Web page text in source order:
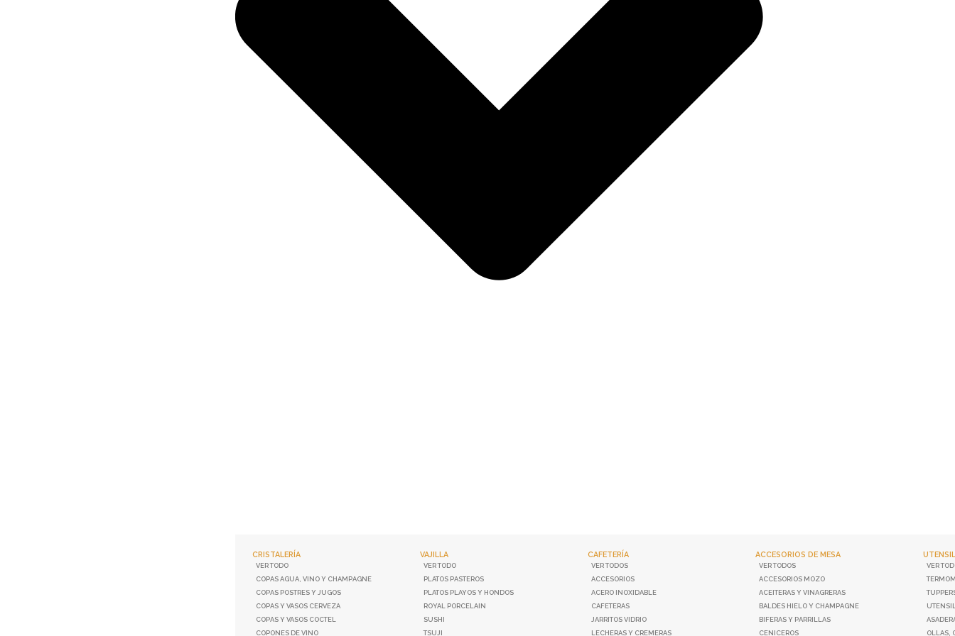
CRISTALERÍA
VER TODO
COPAS AGUA, VINO Y CHAMPAGNE
COPAS POSTRES Y JUGOS
COPAS Y VASOS CERVEZA
COPAS Y VASOS COCTEL
COPONES DE VINO
VAJILLA
VER TODO
PLATOS PASTEROS
PLATOS PLAYOS Y HONDOS
ROYAL PORCELAIN
SUSHI
TSUJI
CAFETERÍA
VER TODOS
ACCESORIOS
ACERO INOXIDABLE
CAFETERAS
JARRITOS VIDRIO
LECHERAS Y CREMERAS
ACCESORIOS DE MESA
VER TODOS
ACCESORIOS MOZO
ACEITERAS Y VINAGRERAS
BALDES HIELO Y CHAMPAGNE
BIFERAS Y PARRILLAS
CENICEROS
VER
OLLAS,